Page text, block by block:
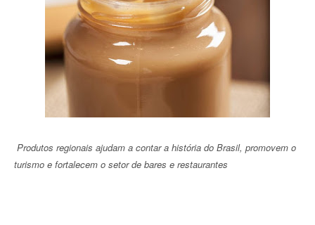
Produtos regionais ajudam a contar a história do Brasil, promovem o
turismo e fortalecem o setor de bares e restaurantes